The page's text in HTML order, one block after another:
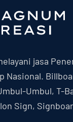
jasa
Nasional.
Umbul, T-
Sign,